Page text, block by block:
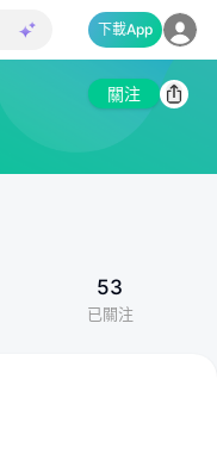
下載App
關注
53
已關注